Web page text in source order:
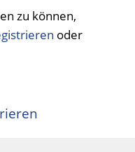
zu können,
oder